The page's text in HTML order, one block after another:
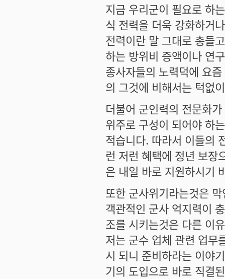
지금 우리군이 필요로 하
식 전력을 더욱 강화하거
전력이란 말 그대로 총들
하는 방위비 증액이나 연
종사자들의 노력덕에 요
의 그것에 비해서는 턱없
더불어 군인력의 전문화
위주로 구성이 되어야 하
적습니다. 따라서 이들의
런 저런 혜택에 정년 보장
은 내일 바로 지원하시기
또한 군사위기라는것은
객관적인 군사 억지력이
조를 시키는것은 다른 이
저는 군수 업체 관련 업무
시 되니 준비하라는 이야
기의 도입으로 바로 직결